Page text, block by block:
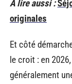
A lire aussi :
originales
Et côté
le croit : en
généralement